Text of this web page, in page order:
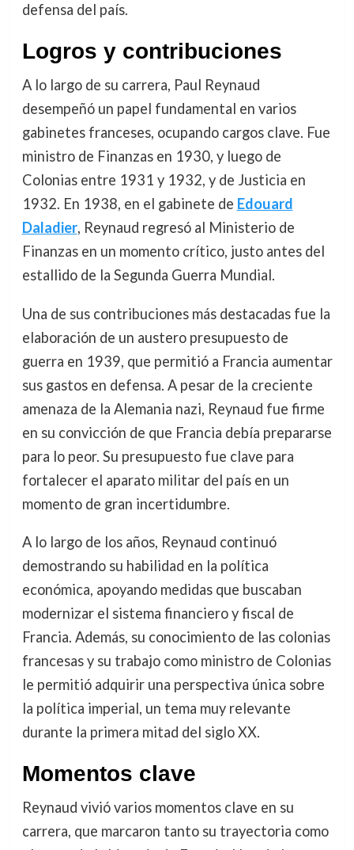
defensa del país.
Logros y contribuciones
A lo largo de su carrera, Paul Reynaud
desempeñó un papel fundamental en varios
gabinetes franceses, ocupando cargos clave. Fue
ministro de Finanzas en 1930, y luego de
Colonias entre 1931 y 1932, y de Justicia en
1932. En 1938, en el gabinete de Edouard
Daladier, Reynaud regresó al Ministerio de
Finanzas en un momento crítico, justo antes del
estallido de la Segunda Guerra Mundial.
Una de sus contribuciones más destacadas fue la
elaboración de un austero presupuesto de
guerra en 1939, que permitió a Francia aumentar
sus gastos en defensa. A pesar de la creciente
amenaza de la Alemania nazi, Reynaud fue firme
en su convicción de que Francia debía prepararse
para lo peor. Su presupuesto fue clave para
fortalecer el aparato militar del país en un
momento de gran incertidumbre.
A lo largo de los años, Reynaud continuó
demostrando su habilidad en la política
económica, apoyando medidas que buscaban
modernizar el sistema financiero y fiscal de
Francia. Además, su conocimiento de las colonias
francesas y su trabajo como ministro de Colonias
le permitió adquirir una perspectiva única sobre
la política imperial, un tema muy relevante
durante la primera mitad del siglo XX.
Momentos clave
Reynaud vivió varios momentos clave en su
carrera, que marcaron tanto su trayectoria como